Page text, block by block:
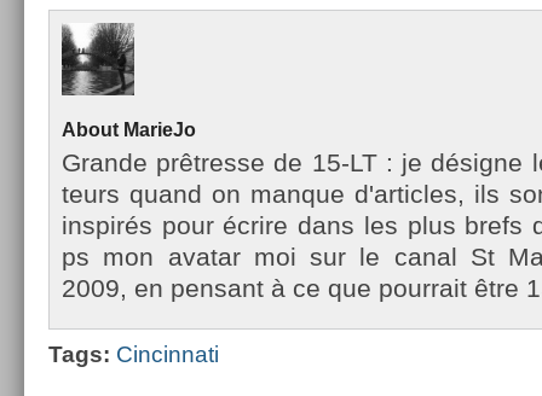
About MarieJo
Gran­de prêtres­se de 15-LT : je désigne
teurs quand on man­que d'ar­ticles, ils
in­spirés pour écrire dans les plus brefs
ps mon avatar moi sur le canal St
2009, en pen­sant à ce que pour­rait être
Tags: Cin­cinnati